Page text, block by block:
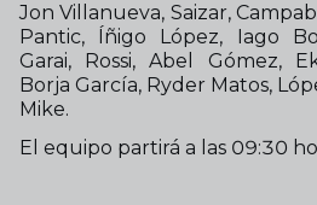
Jon Villanueva, Saizar,
Pantic, Íñigo López, Iago
Garai, Rossi, Abel Gómez,
Borja García, Ryder Matos,
Mike.
El equipo partirá a las 09:30